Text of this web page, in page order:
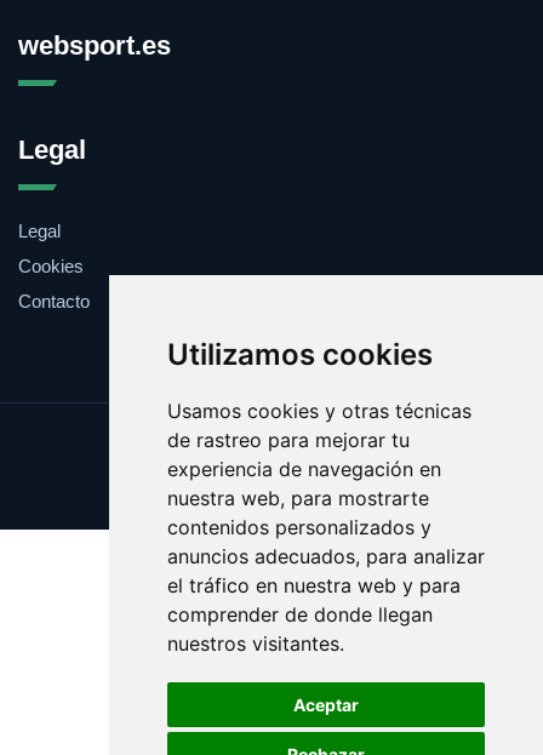
Utilizamos cookies
Usamos cookies y otras técnicas
de rastreo para mejorar tu
experiencia de navegación en
nuestra web, para mostrarte
contenidos personalizados y
anuncios adecuados, para analizar
el tráfico en nuestra web y para
comprender de donde llegan
nuestros visitantes.
Aceptar
websport.es
Legal
Legal
Cookies
Contacto
Update cookies preferences
Copyright © 2025 websport.es